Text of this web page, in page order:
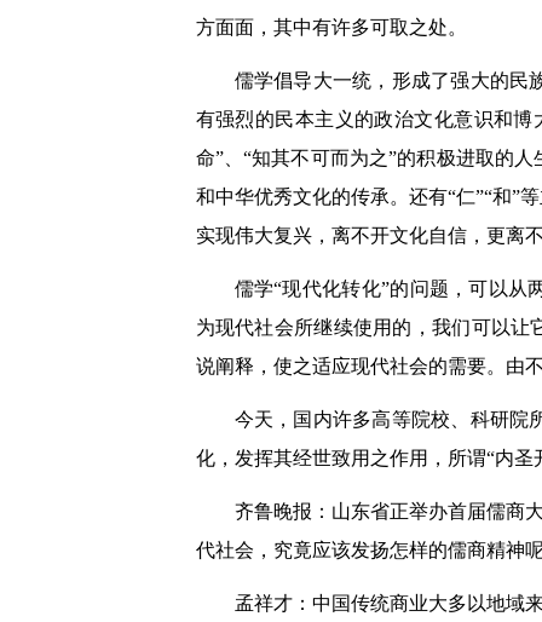
方面面，其中有许多可取之处。
儒学倡导大一统，形成了强大的民
有强烈的民本主义的政治文化意识和
命”、“知其不可而为之”的积极进取的
和中华优秀文化的传承。还有“仁”“和”
实现伟大复兴，离不开文化自信，更离
儒学“现代化转化”的问题，可以从
为现代社会所继续使用的，我们可以让
说阐释，使之适应现代社会的需要。由
今天，国内许多高等院校、科研院
化，发挥其经世致用之作用，所谓“内圣
齐鲁晚报：山东省正举办首届儒商
代社会，究竟应该发扬怎样的儒商精神
孟祥才：中国传统商业大多以地域